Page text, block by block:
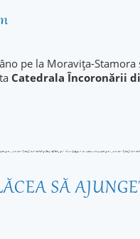
pe la Moravița-
Catedrala Încoronării
SĂ